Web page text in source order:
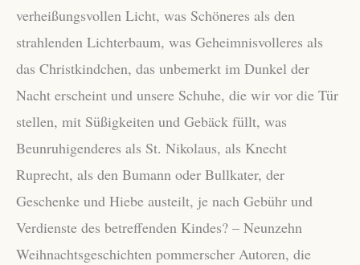
verheißungsvollen Licht, was Schöneres als den
strahlenden Lichterbaum, was Geheimnisvolleres als
das Christkindchen, das unbemerkt im Dunkel der
Nacht erscheint und unsere Schuhe, die wir vor die Tür
stellen, mit Süßigkeiten und Gebäck füllt, was
Beunruhigenderes als St. Nikolaus, als Knecht
Ruprecht, als den Bumann oder Bullkater, der
Geschenke und Hiebe austeilt, je nach Gebühr und
Verdienste des betreffenden Kindes? – Neunzehn
Weihnachtsgeschichten pommerscher Autoren, die